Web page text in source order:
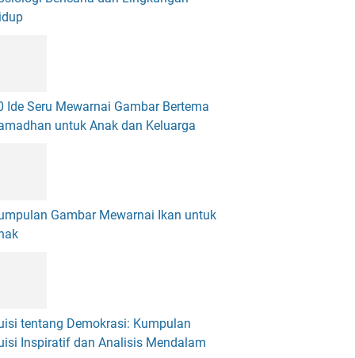
Ide Seru Mewarnai Gambar Bertema
untuk Anak dan Keluarga
Gambar Mewarnai Ikan untuk
tentang Demokrasi: Kumpulan
Inspiratif dan Analisis Mendalam